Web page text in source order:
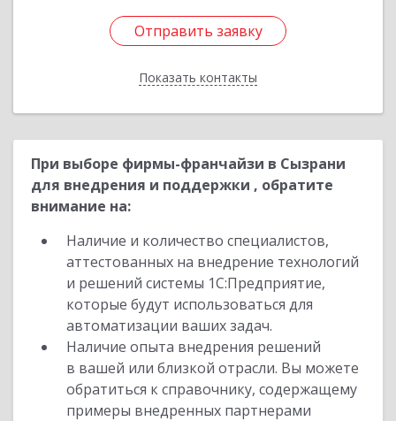
Отправить заявку
Показать контакты
Отправить заявку
Назад
При выборе фирмы-франчайзи в Сызрани
для внедрения и поддержки , обратите
внимание на:
Наличие и количество специалистов,
аттестованных на внедрение технологий
и решений системы 1С:Предприятие,
которые будут использоваться для
автоматизации ваших задач.
Наличие опыта внедрения решений
в вашей или близкой отрасли. Вы можете
обратиться к справочнику, содержащему
примеры внедренных партнерами